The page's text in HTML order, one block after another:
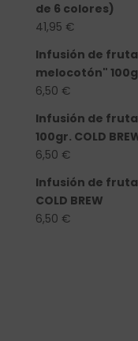
de 6 colores)
41,95 €
Infusión de
melocotón"
6,50 €
Infusión de
100gr. COLD
6,50 €
Infusión de
COLD BREW
6,50 €